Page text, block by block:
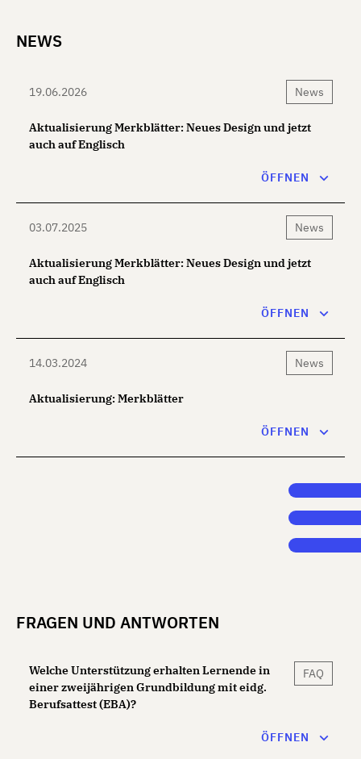
NEWS
News
19.06.2026
Aktualisierung Merkblätter: Neues Design und jetzt
auch auf Englisch
aktualisiert. Ab sofort präsentieren sich die überarbeiteten
Englisch verfügbar. Die letzte Revision betrifft folgendes
Merkblatt: Merkblatt 210:…
ÖFFNEN
News
03.07.2025
Aktualisierung Merkblätter: Neues Design und jetzt
auch auf Englisch
aktualisiert. Ab sofort präsentieren sich die überarbeiteten
Englisch verfügbar. Die letzte Revision betrifft folgende
Merkblätter: Merkblatt 206:…
ÖFFNEN
News
14.03.2024
Aktualisierung: Merkblätter
aktualisiert. Die letzte Revision betrifft folgendeÖFFNEN
FRAGEN UND ANTWORTEN
FAQ
Welche Unterstützung erhalten Lernende in
einer zweijährigen Grundbildung mit eidg.
Berufsattest (EBA)?
ÖFFNEN